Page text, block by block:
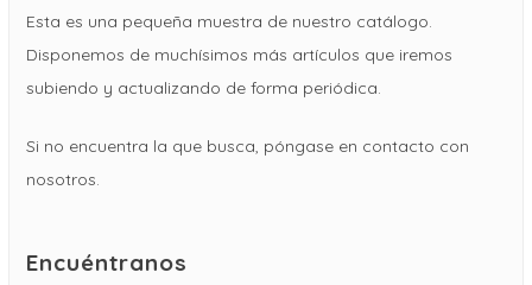
Esta es una pequeña muestra de nuestro catálogo.
Disponemos de muchísimos más artículos que iremos
subiendo y actualizando de forma periódica.
Si no encuentra la que busca, póngase en contacto con
nosotros.
Encuéntranos